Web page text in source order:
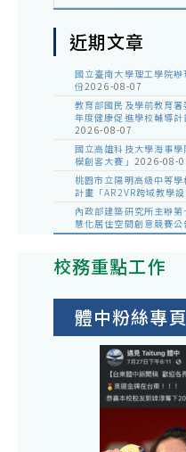
近期文章
國立臺南大學理工學院
份2026-08-07
教育部國民及學前教育
年度健康促進學校輔導
2026-08-07
國立高雄科技大學海事
模創客大賽」 2026-08-
桃園市立陽明高級中等
計畫「AR2VR跨域教學設
內政部建築研究所主辦
慧化居住空間創意競賽
校務重點工作
體中粉絲專頁